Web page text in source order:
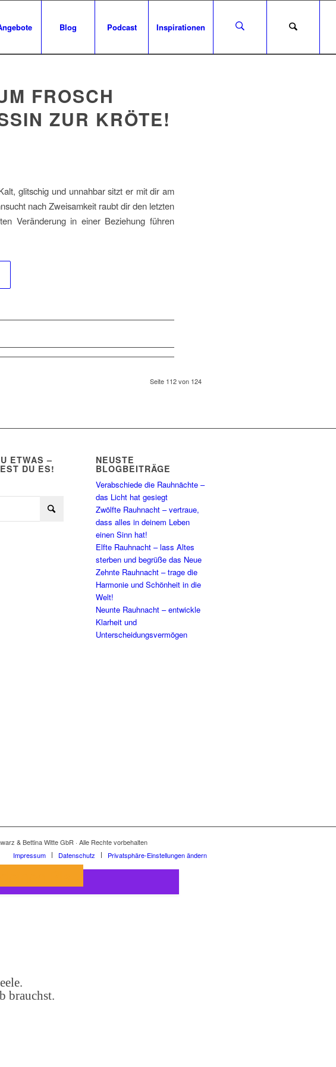
Blog Podcast Inspirationen
FROSCH
ZUR KRÖTE!
glitschig und unnahbar sitzt er mit dir am
nach Zweisamkeit raubt dir den letzten
Veränderung in einer Beziehung führen
Seite 112 von 124
ETWAS –
DU ES!
NEUSTE
BLOGBEITRÄGE
Verabschiede die Rauhnächte –
das Licht hat gesiegt
Zwölfte Rauhnacht – vertraue,
dass alles in deinem Leben
einen Sinn hat!
Elfte Rauhnacht – lass Altes
sterben und begrüße das Neue
Zehnte Rauhnacht – trage die
Harmonie und Schönheit in die
Welt!
Neunte Rauhnacht – entwickle
Klarheit und
Unterscheidungsvermögen
& Bettina Witte GbR · Alle Rechte vorbehalten
Impressum
Datenschutz Privatsphäre-Einstellungen ändern
brauchst.